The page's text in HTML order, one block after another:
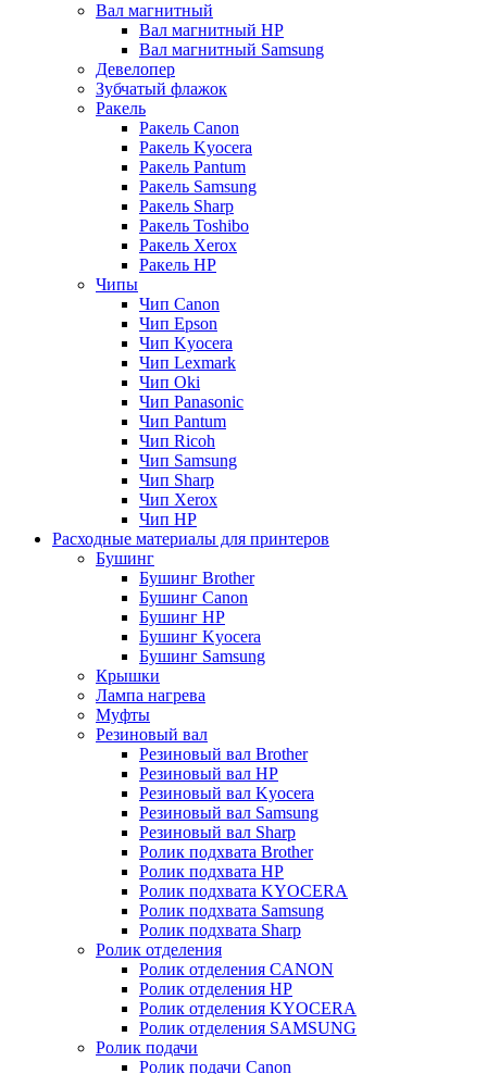
Вал магнитный
Вал магнитный HP
Вал магнитный Samsung
Девелопер
Зубчатый флажок
Ракель
Ракель Canon
Ракель Kyocera
Ракель Pantum
Ракель Samsung
Ракель Sharp
Ракель Toshibo
Ракель Xerox
Ракель НР
Чипы
Чип Canon
Чип Epson
Чип Kyocera
Чип Lexmark
Чип Oki
Чип Panasonic
Чип Pantum
Чип Ricoh
Чип Samsung
Чип Sharp
Чип Xerox
Чип НР
Расходные материалы для принтеров
Бушинг
Бушинг Brother
Бушинг Canon
Бушинг HP
Бушинг Kyocera
Бушинг Samsung
Крышки
Лампа нагрева
Муфты
Резиновый вал
Резиновый вал Brother
Резиновый вал HP
Резиновый вал Kyocera
Резиновый вал Samsung
Резиновый вал Sharp
Ролик подхвата Brother
Ролик подхвата HP
Ролик подхвата KYOCERA
Ролик подхвата Samsung
Ролик подхвата Sharp
Ролик отделения
Ролик отделения CANON
Ролик отделения HP
Ролик отделения KYOCERA
Ролик отделения SAMSUNG
Ролик подачи
Ролик подачи Canon